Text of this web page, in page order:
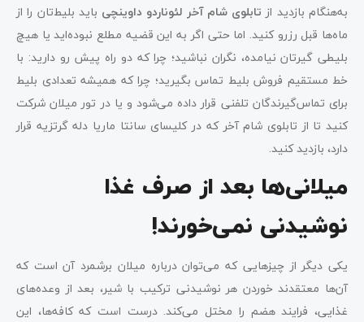
به‌هنگام بازدید از تابلوی شام آخر لئوناردو داوینچی باید بلیط‌‌تان را از
ماه‌ها قبل رزرو کنید. اما حتی اگر به این قضیه مطلع نبوده‌اید یا هیچ
بلیطی گیرتان نیامده، نگران نباشید؛ چرا که دو راه پیش رو دارید: با
خط مستقیم فروش بلیط تماس بگیرید؛ چرا که همیشه تعدادی بلیط
برای تماس‌گیرندگان تلفنی قرار داده می‌شود و یا در تور میلان شرکت
کنید تا از تابلوی شام آخر که در کلیسای سانتا ماریا دله گرتزیه قرار
دارد، بازدید کنید.
میلانی‌ها بعد از صرف غذا
نوشیدنی نمی‌خورند!
یکی دیگر از چیزهایی که می‌توان درباره میلان برشمرد آن است که
آن‌ها معتقدند خوردن هر نوشیدنی ترکیب با شیر، بعد از وعده‌های
غذایی، فرایند هضم را مختل می‌کند. درست است که کافه‌ها، این